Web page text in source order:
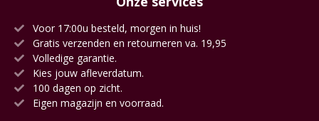
Voor 17:00u besteld, morgen in huis!
Gratis verzenden en retourneren va. 19,95
Volledige garantie.
Kies jouw afleverdatum.
100 dagen op zicht.
Eigen magazijn en voorraad.